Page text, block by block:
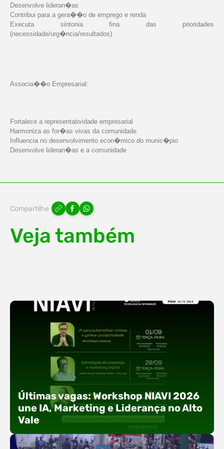
Desenvolve lideran�as
Contribui para a gera��o de emprego e renda
Executa sintonia fina das prioridades
(necessidade/urg�ncia/resultados)
Associa��o Empresarial:
Fortalece a representatividade empresarial
Harmoniza as for�as vivas da comunidade
Influencia no desenvolvimento econ�mico do munic�pio
Desenvolve lideran�as e a comunidade
Compartilhe
Veja também
Últimas vagas: Workshop NIAVI 2026
une IA, Marketing e Liderança no Alto
Vale